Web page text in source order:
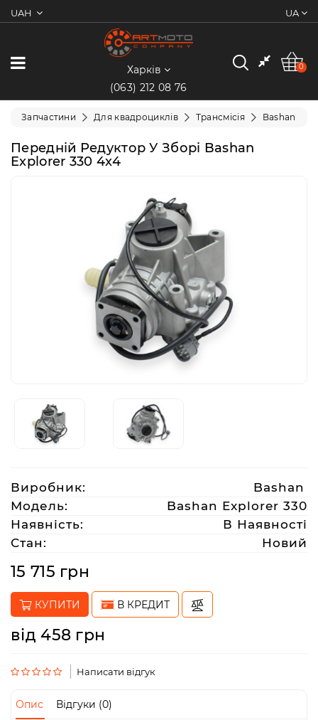
UAH UA
0
Категорії
Мотоцикли
Електротранспорт
Екіпіювання
Запчастини
Харків
(063)
212
08
artmoto.info@gmail.com
Режим
роботи:
Пн-
09:00
19:00
Сб
Харків
(063) 212 08 76
0
Запчастини Для квадроциклів Трансмісія Bashan
Передній Редуктор У Зборі Bashan
Explorer 330 4x4
Виробник:
Bashan
Модель:
Bashan Explorer 330
Наявність:
В Наявності
Стан:
Новий
15 715 грн
КУПИТИ В КРЕДИТ
від 458 грн
Написати відгук
Опис Відгуки (0)